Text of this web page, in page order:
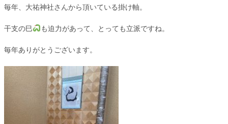
毎年、大祐神社さんから頂いている掛け軸。
干支の巳 も迫力があって、とっても立派ですね。
毎年ありがとうございます。